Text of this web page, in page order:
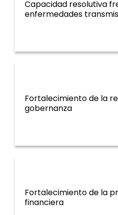
Capacidad resolutiva
enfermedades
Enfermedades
Fortalecimiento de la
gobernanza
Sistemas y servicios
Fortalecimiento de la
financiera
Sistemas y servicios